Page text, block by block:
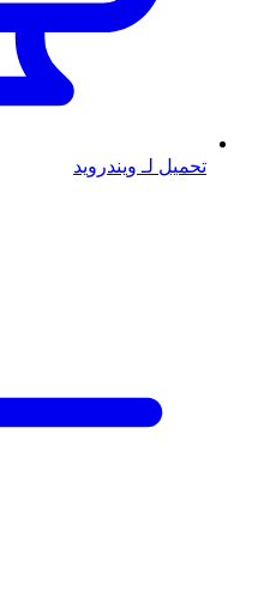
تحميل لـ ويندرويد